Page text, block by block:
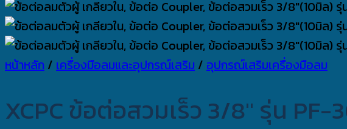
หน้าหลัก / เครื่องมือลมและอุปกรณ์เสริม / อุปกรณ์เสริมเครื่องมือลม
XCPC ข้อต่อสวมเร็ว 3/8″ รุ่น